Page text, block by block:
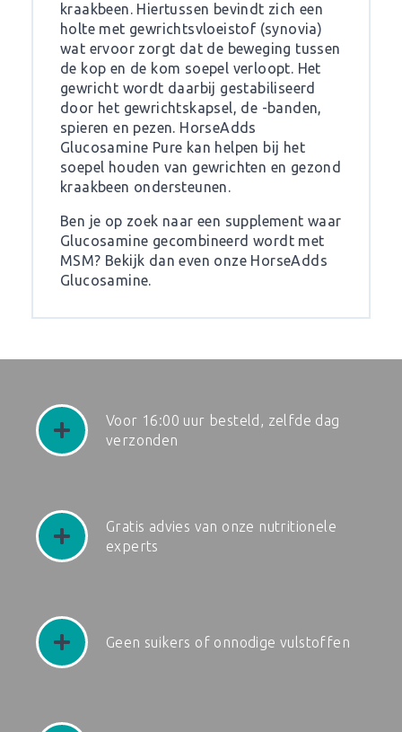
kraakbeen. Hiertussen bevindt zich een
holte met gewrichtsvloeistof (synovia)
wat ervoor zorgt dat de beweging tussen
de kop en de kom soepel verloopt. Het
gewricht wordt daarbij gestabiliseerd
door het gewrichtskapsel, de -banden,
spieren en pezen. HorseAdds
Glucosamine Pure kan helpen bij het
soepel houden van gewrichten en gezond
kraakbeen ondersteunen.
Ben je op zoek naar een supplement waar
Glucosamine gecombineerd wordt met
MSM? Bekijk dan even onze HorseAdds
Glucosamine.
Voor 16:00 uur besteld, zelfde dag
verzonden
Gratis advies van onze nutritionele
experts
Geen suikers of onnodige vulstoffen